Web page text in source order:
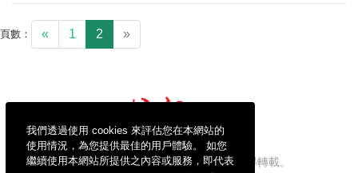
我們透過使用 cookies 來評估您在本網站的
使用情況，為您提供最佳的用戶體驗。 如您
繼續使用本網站所提供之內容或服務，即代表
頁數： « 1 2 »
信報財經新聞有限公司版權所有，不得轉載。